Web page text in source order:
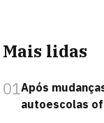
Mais lidas
01Após
autoescolas